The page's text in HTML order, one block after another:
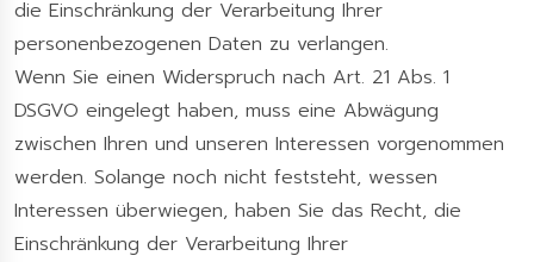
die Einschränkung der Verarbeitung Ihrer
personenbezogenen Daten zu verlangen.
Wenn Sie einen Widerspruch nach Art. 21 Abs. 1
DSGVO eingelegt haben, muss eine Abwägung
zwischen Ihren und unseren Interessen vorgenommen
werden. Solange noch nicht feststeht, wessen
Interessen überwiegen, haben Sie das Recht, die
Einschränkung der Verarbeitung Ihrer